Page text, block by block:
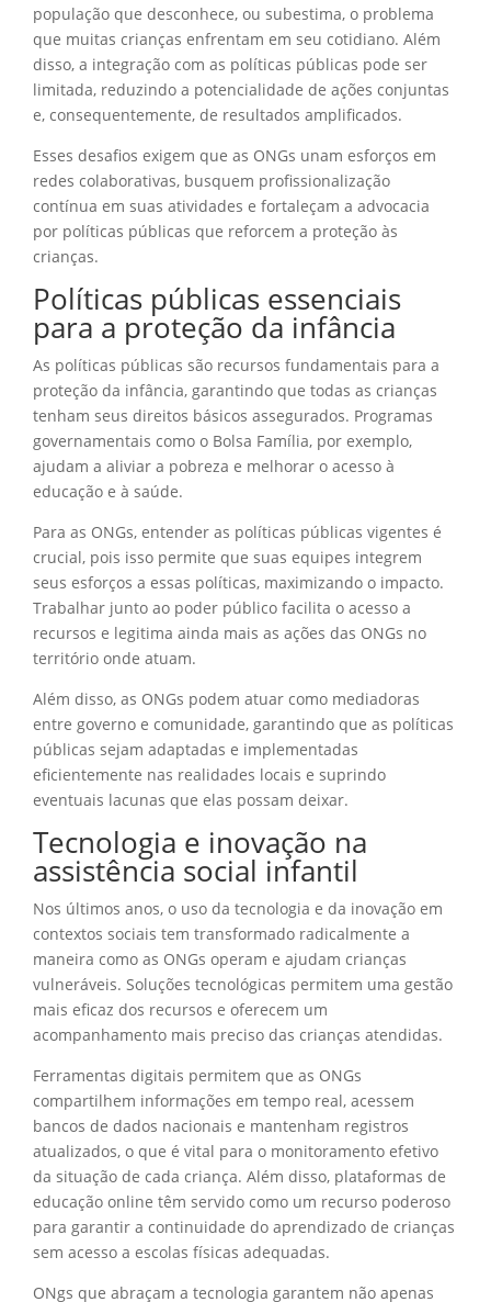
população que desconhece, ou subestima, o problema
que muitas crianças enfrentam em seu cotidiano. Além
disso, a integração com as políticas públicas pode ser
limitada, reduzindo a potencialidade de ações conjuntas
e, consequentemente, de resultados amplificados.
Esses desafios exigem que as ONGs unam esforços em
redes colaborativas, busquem profissionalização
contínua em suas atividades e fortaleçam a advocacia
por políticas públicas que reforcem a proteção às
crianças.
Políticas públicas essenciais
para a proteção da infância
As políticas públicas são recursos fundamentais para a
proteção da infância, garantindo que todas as crianças
tenham seus direitos básicos assegurados. Programas
governamentais como o Bolsa Família, por exemplo,
ajudam a aliviar a pobreza e melhorar o acesso à
educação e à saúde.
Para as ONGs, entender as políticas públicas vigentes é
crucial, pois isso permite que suas equipes integrem
seus esforços a essas políticas, maximizando o impacto.
Trabalhar junto ao poder público facilita o acesso a
recursos e legitima ainda mais as ações das ONGs no
território onde atuam.
Além disso, as ONGs podem atuar como mediadoras
entre governo e comunidade, garantindo que as políticas
públicas sejam adaptadas e implementadas
eficientemente nas realidades locais e suprindo
eventuais lacunas que elas possam deixar.
Tecnologia e inovação na
assistência social infantil
Nos últimos anos, o uso da tecnologia e da inovação em
contextos sociais tem transformado radicalmente a
maneira como as ONGs operam e ajudam crianças
vulneráveis. Soluções tecnológicas permitem uma gestão
mais eficaz dos recursos e oferecem um
acompanhamento mais preciso das crianças atendidas.
Ferramentas digitais permitem que as ONGs
compartilhem informações em tempo real, acessem
bancos de dados nacionais e mantenham registros
atualizados, o que é vital para o monitoramento efetivo
da situação de cada criança. Além disso, plataformas de
educação online têm servido como um recurso poderoso
para garantir a continuidade do aprendizado de crianças
sem acesso a escolas físicas adequadas.
ONgs que abraçam a tecnologia garantem não apenas